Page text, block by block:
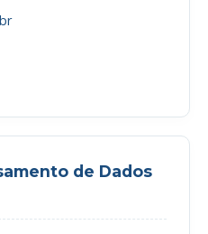
de Dados